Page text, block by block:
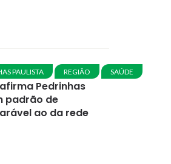
PAULISTA REGIÃO SAÚDE
Pedrinhas
padrão de
ao da rede